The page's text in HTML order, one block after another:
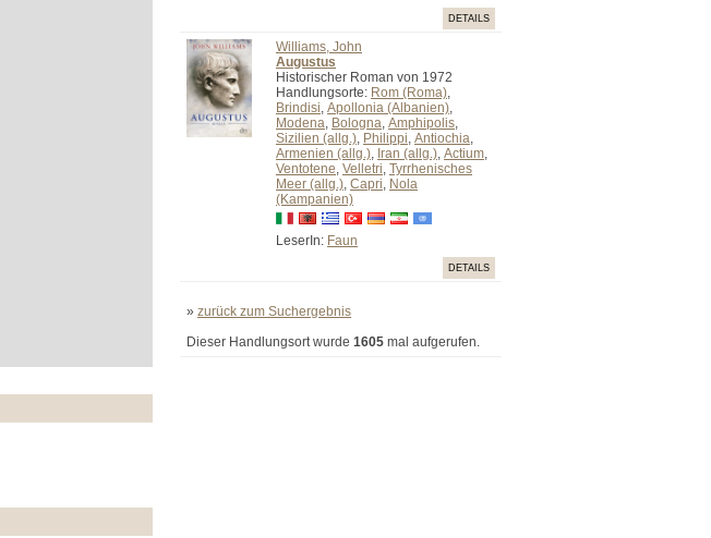
DETAILS
Williams, John
Augustus
Historischer Roman von 1972
Handlungsorte: Rom (Roma),
Brindisi, Apollonia (Albanien),
Modena, Bologna, Amphipolis,
Sizilien (allg.), Philippi, Antiochia,
Armenien (allg.), Iran (allg.), Actium,
Ventotene, Velletri, Tyrrhenisches
Meer (allg.), Capri, Nola
(Kampanien)
LeserIn: Faun
DETAILS
» zurück zum Suchergebnis
Dieser Handlungsort wurde 1605 mal aufgerufen.